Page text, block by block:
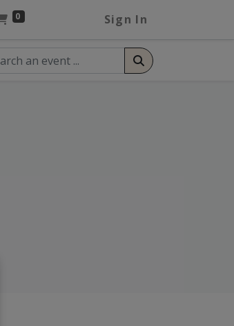
0 Sign In